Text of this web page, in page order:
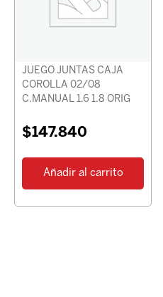
JUEGO JUNTAS CAJA
COROLLA 02/08
C.MANUAL 1.6 1.8 ORIG
$147.840
Añadir al carrito